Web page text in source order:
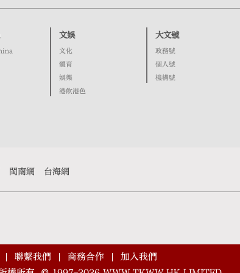
文娛
文化
體育
娛樂
港飲港色
大文號
政務號
個人號
機構號
閩南網 台海網
聯繫我們 商務合作
加入我們